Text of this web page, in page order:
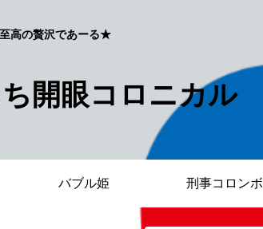
高の贅沢であーる★
開眼コロニカル
バブル姫 刑事コロンボ